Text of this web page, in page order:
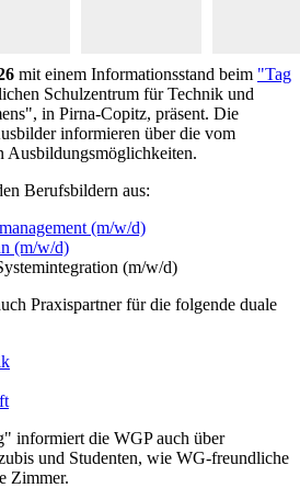
mit einem Informationsstand beim "Tag
Schulzentrum für Technik und
in Pirna-Copitz, präsent. Die
informieren über die vom
Ausbildungsmöglichkeiten.
Berufsbildern aus:
(m/w/d)
(m/w/d)
(m/w/d)
Praxispartner für die folgende duale
informiert die WGP auch über
und Studenten, wie WG-freundliche
Zimmer.